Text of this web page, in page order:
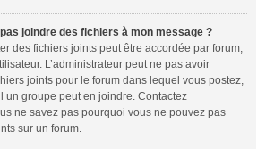
joindre des fichiers à mon message ?
des fichiers joints peut être accordée par forum,
L’administrateur peut ne pas avoir
joints pour le forum dans lequel vous postez,
un groupe peut en joindre. Contactez
ne savez pas pourquoi vous ne pouvez pas
sur un forum.